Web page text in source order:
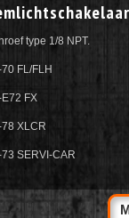
type 1/8 NPT.
FL/FLH
FX
XLCR
SERVI-CAR